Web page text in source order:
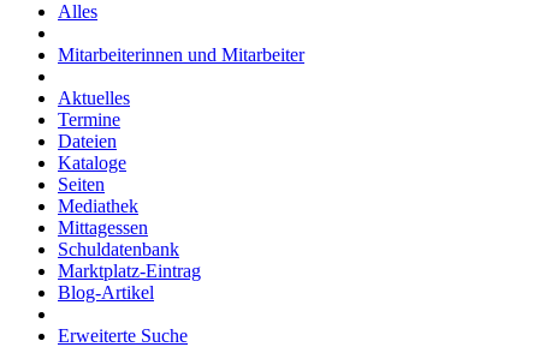
Alles
Mitarbeiterinnen und Mitarbeiter
Aktuelles
Termine
Dateien
Kataloge
Seiten
Mediathek
Mittagessen
Schuldatenbank
Marktplatz-Eintrag
Blog-Artikel
Erweiterte Suche